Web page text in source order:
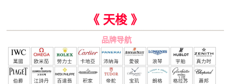
《 天梭 》
品牌导航
萬國 欧米茄 勞力士 卡地亞 沛納海 愛彼 浪琴 宇舶
（恒
真力时
伯爵 江詩丹 百達翡 积家 帝舵 宝玑 朗格 格拉苏 蕭邦